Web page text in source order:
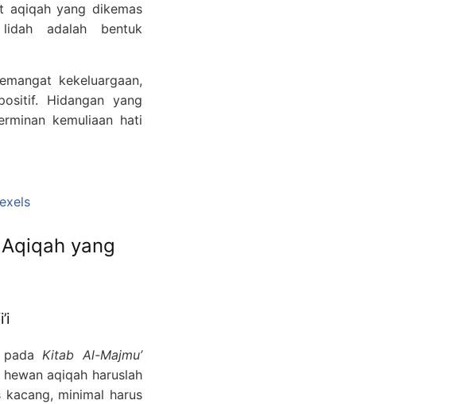
aqiqah yang dikemas
adalah bentuk
kekeluargaan,
Hidangan yang
kemuliaan hati
yang
Kitab Al-Majmu’
aqiqah haruslah
minimal harus